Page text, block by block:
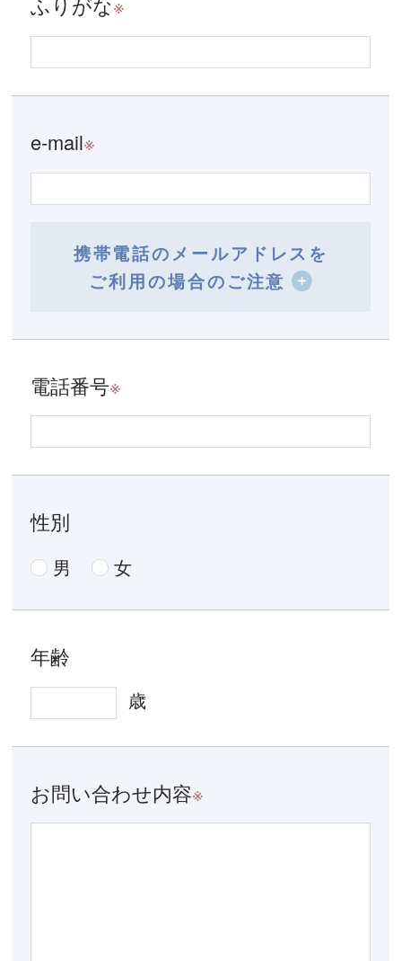
e-mail※
携帯電話のメールアドレスを
ご利用の場合のご注意
電話番号※
性別
男 女
年齢
歳
お問い合わせ内容※